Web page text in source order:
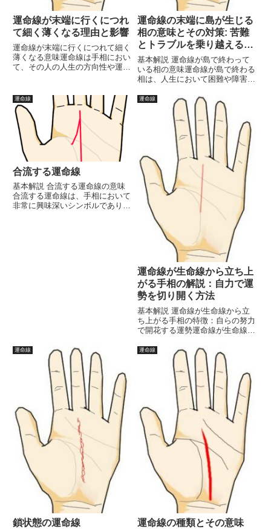
運命線が末端に行くにつれ
て細く薄くなる理由と影響
運命線が末端に行くにつれて細く
薄くなる意味運命線は手相におい
て、その人の人生の方向性や運勢
る場合、どのような意味があるの
でしょうか。本記事では、運命線
が細く薄くなることが示す運勢
の...
運命線の末端に島が生じる
相の意味とその対策: 苦難
とトラブルを乗り越えるた
めに
基本解説 運命線が島で終わって
いる相の意味運命線が島で終わる
相は、人生において困難や障害が
事やキャリアが終わりを迎える可
能性を示唆する非常に注意深く見
るべき手相の一つです。この相
は、特定の時期や状況において、
運命線
合流する運命線
基本解説 合流する運命線の意味
合流する運命線は、手相において
非常に興味深いシンボルであり、
運命線
運命線が生命線から立ち上
がる手相の解説：自力で運
勢を切り開く方法
基本解説 運命線が生命線から立
ち上がる手相の特徴：自らの努力
で開花する運勢運命線が生命線か
で人生を切り開く運命を示す非常
に重要な相です。この手相を持つ
人は、幼少期から周囲の助けより
も自分の力で道を切り開く強い
運命線
鎖状態の運命線
運命線
運命線の種類とその意味